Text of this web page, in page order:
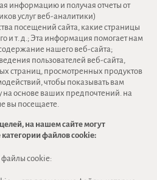
информацию и получая отчеты от
услуг веб-аналитики)
посещений сайта, какие страницы
и т. д.; Эта информация помогает нам
нашего веб-сайта;
пользователей веб-сайта,
страниц, просмотренных продуктов
чтобы показывать вам
на основе ваших предпочтений. на
вы посещаете.
на нашем сайте могут
файлов cookie:
файлы cookie: